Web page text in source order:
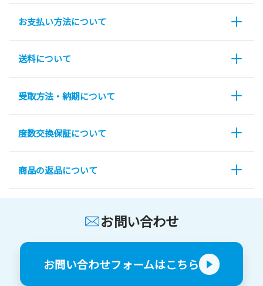
お支払い方法について
送料について
受取方法・納期について
度数交換保証について
商品の返品について
お問い合わせ
お問い合わせフォームはこちら